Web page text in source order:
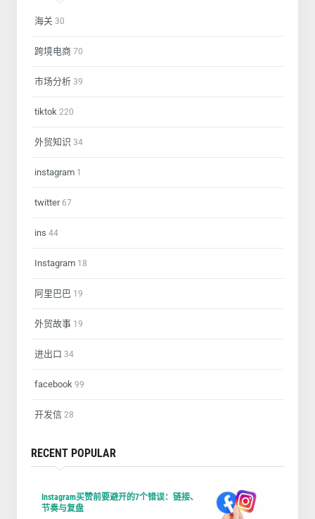
海关 30
跨境电商 70
市场分析 39
tiktok 220
外贸知识 34
instagram 1
twitter67
ins 44
Instagram 18
阿里巴巴 19
外贸故事 19
进出口 34
facebook 99
开发信 28
RECENT POPULAR
Instagram买赞前要避开的7个错误：链接、
节奏与复盘